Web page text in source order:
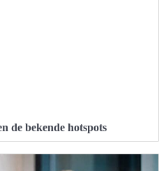
de bekende hotspots